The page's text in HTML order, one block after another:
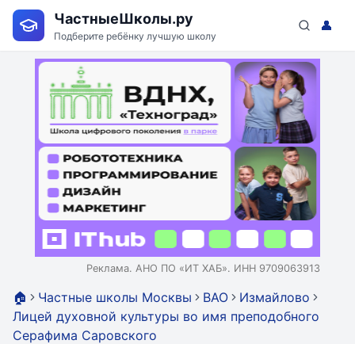
ЧастныеШколы.ру
Подберите ребёнку лучшую школу
👤
Реклама. АНО ПО «ИТ ХАБ». ИНН 9709063913
🏠 Частные школы Москвы ВАО
Измайлово
Лицей духовной культуры во имя преподобного
Серафима Саровского